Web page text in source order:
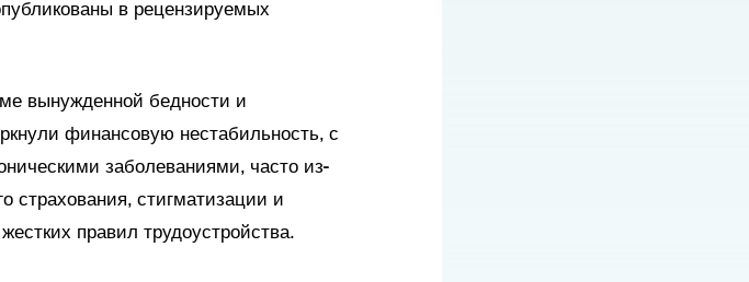
в рецензируемых
вынужденной бедности и
финансовую нестабильность, с
заболеваниями, часто из-
страхования, стигматизации и
правил трудоустройства.